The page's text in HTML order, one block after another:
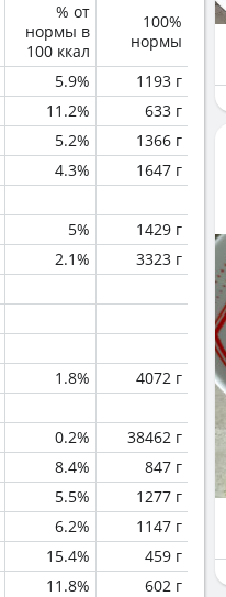
% от
нормы в
100 ккал
100%
нормы
5.9%
1193 г
11.2%
633 г
5.2%
1366 г
4.3%
1647 г
5%
1429 г
2.1%
3323 г
1.8%
4072 г
0.2%
38462 г
8.4%
847 г
5.5%
1277 г
6.2%
1147 г
15.4%
459 г
11.8%
602 г